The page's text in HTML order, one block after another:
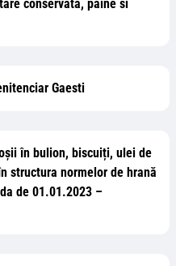
conservata, paine si
Gaesti
în bulion, biscuiți, ulei de
structura normelor de hrană
de 01.01.2023 –